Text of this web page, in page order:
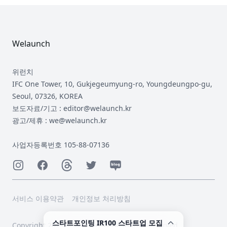
Welaunch
위런치
IFC One Tower, 10, Gukjegeumyung-ro, Youngdeungpo-gu,
Seoul, 07326, KOREA
보도자료/기고 : editor@welaunch.kr
광고/제휴 : we@welaunch.kr
사업자등록번호 105-88-07136
InstagramFacebookThreadsTwitterNaver
서비스 이용약관 개인정보 처리방침
스타트포인팅 IR100 스타트업 모집